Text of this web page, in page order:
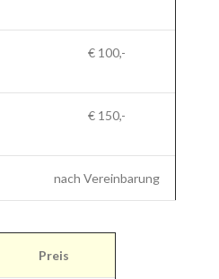
€ 100,-
€ 150,-
nach Vereinbarung
Preis